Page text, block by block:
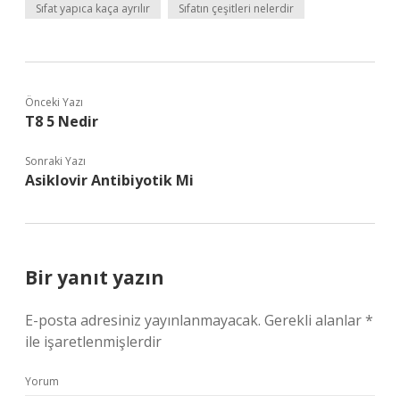
Sıfat yapıca kaça ayrılır Sıfatın çeşitleri nelerdir
Önceki Yazı
T8 5 Nedir
Sonraki Yazı
Asiklovir Antibiyotik Mi
Bir yanıt yazın
E-posta adresiniz yayınlanmayacak. Gerekli alanlar*
ile işaretlenmişlerdir
Yorum